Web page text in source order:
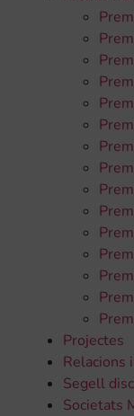
Projectes
Relacions
Segell
Societats